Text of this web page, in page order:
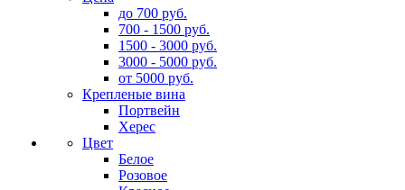
до 700 руб.
700 - 1500 руб.
1500 - 3000 руб.
3000 - 5000 руб.
от 5000 руб.
Крепленые вина
Портвейн
Херес
Цвет
Белое
Розовое